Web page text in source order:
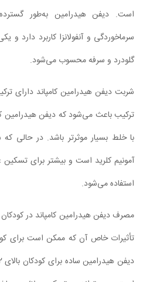
است. دیفن هیدرامین به‌طور
سرماخوردگی و آنفولانزا کاربرد دارد و
گلودرد و سرفه محسوب می‌شود.
شربت دیفن هیدرامین کامپاند دارای
ترکیب باعث می‌شود که دیفن هیدرامین
با خلط بسیار موثرتر باشد. در حالی
آمونیم کلرید است و بیشتر برای
استفاده می‌شود.
مصرف دیفن هیدرامین کامپاند در
تأثیرات خاص آن که ممکن است برای